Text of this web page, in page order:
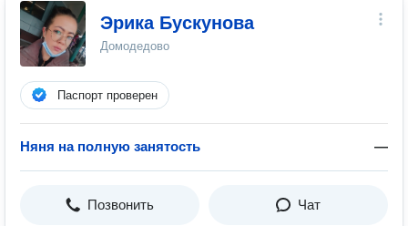
Эрика Бускунова
Домодедово
Паспорт проверен
Няня на полную занятость —
Позвонить Чат